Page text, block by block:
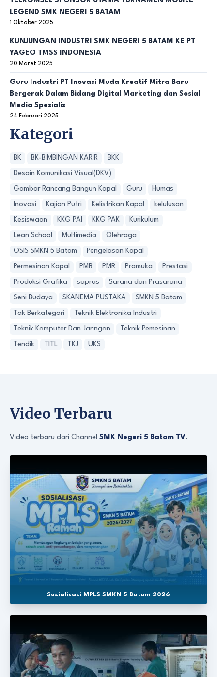
LEGEND SMK NEGERI 5 BATAM
1 Oktober 2025
KUNJUNGAN INDUSTRI SMK NEGERI 5 BATAM KE PT
YAGEO TMSS INDONESIA
20 Maret 2025
Guru Industri PT Inovasi Muda Kreatif Mitra Baru
Bergerak Dalam Bidang Digital Marketing dan Sosial
Media Spesialis
24 Februari 2025
Kategori
BK BK-BIMBINGAN KARIR BKK
Desain Komunikasi Visual(DKV)
Gambar Rancang Bangun Kapal Guru Humas
Inovasi Kajian Putri Kelistrikan Kapal kelulusan
Kesiswaan KKG PAI KKG PAK Kurikulum
Lean School Multimedia Olehraga
OSIS SMKN 5 Batam Pengelasan Kapal
Permesinan Kapal PMR PMR Pramuka Prestasi
Produksi Grafika sapras Sarana dan Prasarana
Seni Budaya SKANEMA PUSTAKA SMKN 5 Batam
Tak Berkategori Teknik Elektronika Industri
Teknik Komputer Dan Jaringan Teknik Pemesinan
Tendik TITL TKJ UKS
Video Terbaru
Video terbaru dari Channel SMK Negeri 5 Batam TV.
Sosialisasi MPLS SMKN 5 Batam 2026